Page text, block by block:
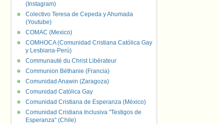
(Instagram)
Colectivo Teresa de Cepeda y Ahumada
(Youtube)
COMAC (Mexico)
COMHOCA (Comunidad Cristiana Católica Gay
y Lesbiana-Perú)
Communauté du Christ Libérateur
Communion Béthanie (Francia)
Comunidad Anawin (Zaragoza)
Comunidad Católica Gay
Comunidad Cristiana de Esperanza (México)
Comunidad Cristiana Inclusiva "Testigos de
Esperanza" (Chile)